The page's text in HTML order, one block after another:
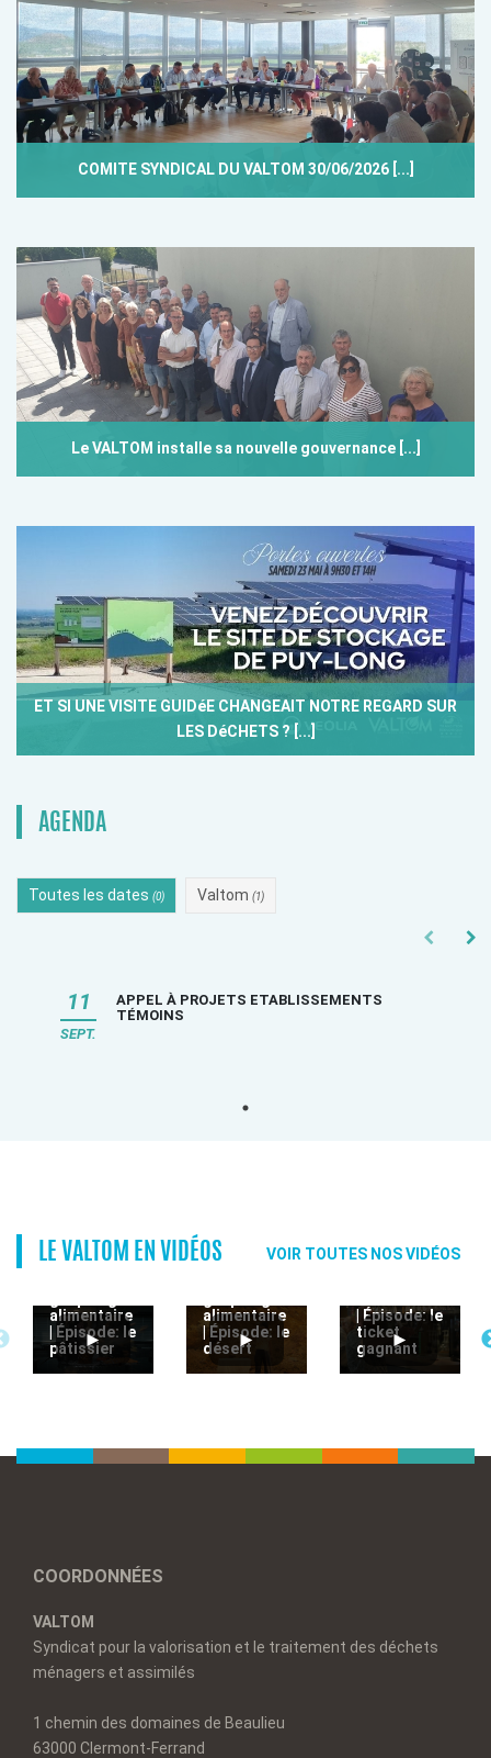
COMITE SYNDICAL DU VALTOM 30/06/2026 [...]
Le VALTOM installe sa nouvelle gouvernance [...]
ET SI UNE VISITE GUIDéE CHANGEAIT NOTRE REGARD SUR
LES DéCHETS ? [...]
AGENDA
Toutes les dates (0) Valtom (1)
11
SEPT.
APPEL À PROJETS ETABLISSEMENTS
TÉMOINS
LE VALTOM EN VIDÉOS
VOIR TOUTES NOS VIDÉOS
alimentaire
| Épisode: le
pâtissier
alimentaire
| Épisode: le
désert
| Épisode: le
ticket
gagnant
COORDONNÉES
VALTOM
Syndicat pour la valorisation et le traitement des déchets
ménagers et assimilés
1 chemin des domaines de Beaulieu
63000 Clermont-Ferrand